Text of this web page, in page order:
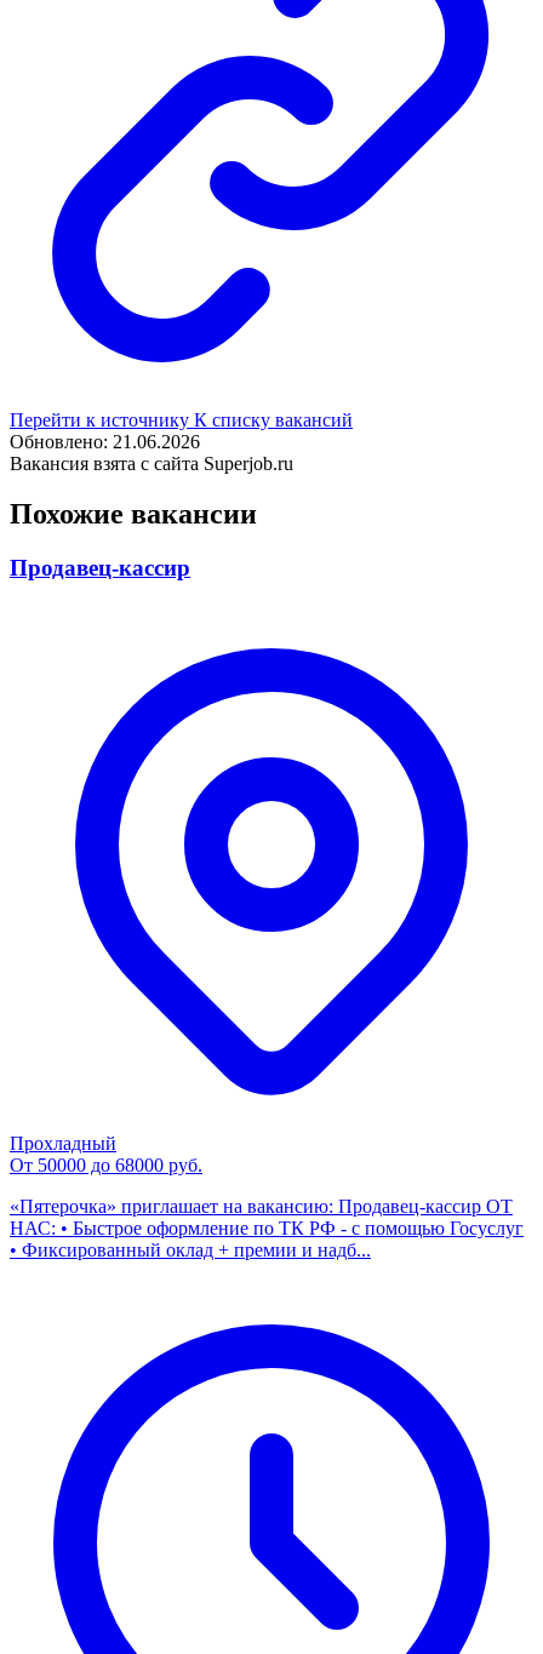
Перейти к источнику К списку вакансий
Обновлено: 21.06.2026
Вакансия взята с сайта Superjob.ru
Похожие вакансии
Продавец-кассир
Прохладный
От 50000 до 68000 руб.
«Пятерочка» приглашает на вакансию: Продавец-кассир ОТ
НАС: • Быстрое оформление по ТК РФ - с помощью Госуслуг
• Фиксированный оклад + премии и надб...